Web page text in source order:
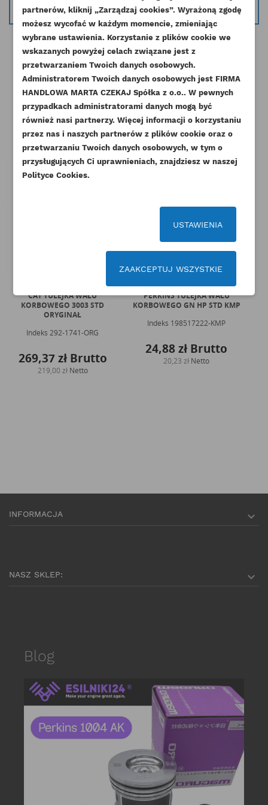
DODAJ DO LISTY ŻYCZEŃ
add_circle_outline Stwórz nową listę życzeń
UTWÓRZ LISTĘ ŻYCZEŃ
NAZWA LISTY ŻYCZEŃ
Anuluj Utwórz listę życzeń
ZALOGUJ SIĘ
Musisz być zalogowany by zapisać produkty na
swojej liście życzeń.
Anuluj Zaloguj się
Pozostałe produkty w tej kategorii:
CAT TULEJKA WAŁU
KORBOWEGO 3003 STD
ORYGINAŁ
Indeks 292-1741-ORG
269,37 złBrutto
219,00 zł Netto
PERKINS TULEJKA WAŁU
KORBOWEGO GN HP STD KMP
Indeks 198517222-KMP
24,88 zł Brutto
20,23 zł Netto
INFORMACJA 
NASZ SKLEP: 
Blog
partnerów, kliknij „Zarządzaj cookies”. Wyrażoną zgodę
możesz wycofać w każdym momencie, zmieniając
wybrane ustawienia. Korzystanie z plików cookie we
wskazanych powyżej celach związane jest z
przetwarzaniem Twoich danych osobowych.
Administratorem Twoich danych osobowych jest FIRMA
HANDLOWA MARTA CZEKAJ Spółka z o.o.. W pewnych
przypadkach administratorami danych mogą być
również nasi partnerzy. Więcej informacji o korzystaniu
przez nas i naszych partnerów z plików cookie oraz o
przetwarzaniu Twoich danych osobowych, w tym o
przysługujących Ci uprawnieniach, znajdziesz w naszej
Polityce Cookies.
USTAWIENIA
ZAAKCEPTUJ WSZYSTKIE